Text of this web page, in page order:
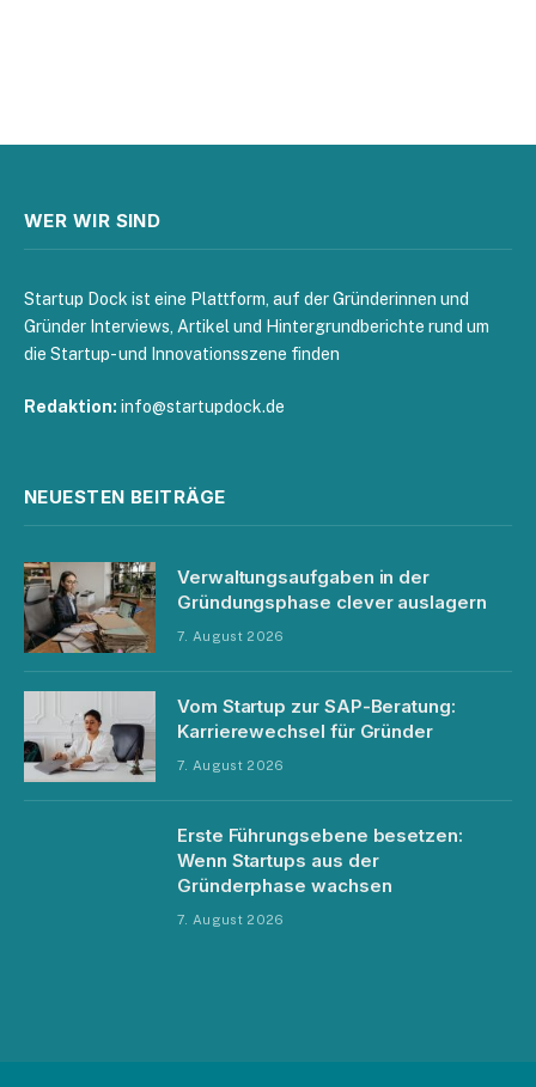
WER WIR SIND
Startup Dock ist eine Plattform, auf der Gründerinnen und
Gründer Interviews, Artikel und Hintergrundberichte rund um
die Startup- und Innovationsszene finden
Redaktion: info@startupdock.de
NEUESTEN BEITRÄGE
Verwaltungsaufgaben in der
Gründungsphase clever auslagern
7. August 2026
Vom Startup zur SAP-Beratung:
Karrierewechsel für Gründer
7. August 2026
Erste Führungsebene besetzen:
Wenn Startups aus der
Gründerphase wachsen
7. August 2026